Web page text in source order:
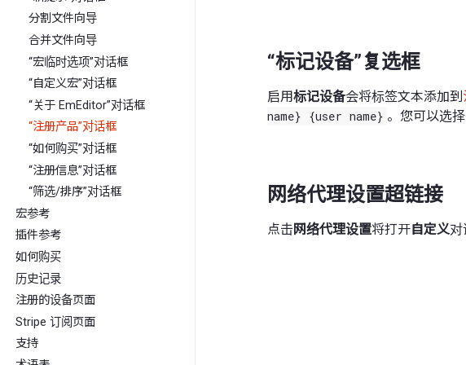
分割文件向导
合并文件向导
“宏临时选项”对话框
“自定义宏”对话框
“关于 EmEditor”对话框
“注册产品”对话框
“如何购买”对话框
“注册信息”对话框
“筛选/排序”对话框
宏参考
插件参考
如何购买
历史记录
注册的设备页面
Stripe 订阅页面
支持
“标记设备”复选框
启用标记设备会将标签文本添加到
name} {user name} 。您可以选
网络代理设置超链接
点击网络代理设置将打开自定义对